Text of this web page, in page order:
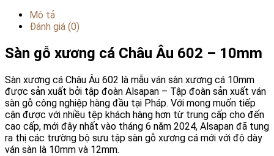
Mô tả
Đánh giá (0)
Sàn gỗ xương cá Châu Âu 602 – 10mm
Sàn xương cá Châu Âu 602 là mẫu ván sàn xương cá 10mm
được sản xuất bởi tập đoàn Alsapan – Tập đoàn sản xuất ván
sàn gỗ công nghiệp hàng đầu tại Pháp. Với mong muốn tiếp
cận được với nhiều tệp khách hàng hơn từ trung cấp cho đến
cao cấp, mới đây nhất vào tháng 6 năm 2024, Alsapan đã tung
ra thị các trường bộ sưu tập sàn gỗ xương cá mới với độ dày
ván sàn là 10mm và 12mm.